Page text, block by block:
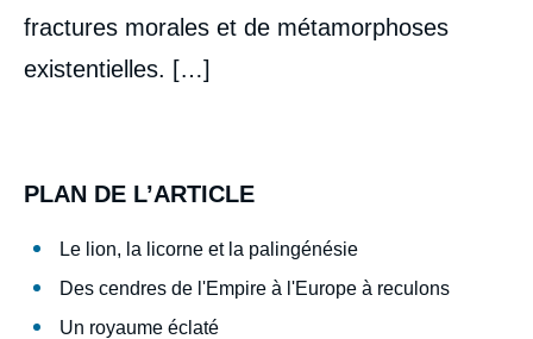
fractures morales et de métamorphoses
existentielles. […]
PLAN DE L’ARTICLE
Le lion, la licorne et la palingénésie
Des cendres de l'Empire à l'Europe à reculons
Un royaume éclaté